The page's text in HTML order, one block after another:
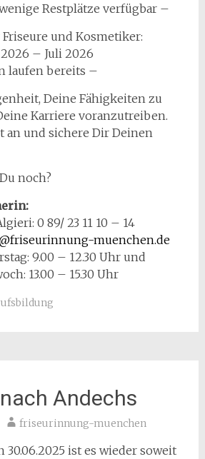
Restplätze verfügbar –
und Kosmetiker:
– Juli 2026
laufen bereits –
Deine Fähigkeiten zu
Karriere voranzutreiben.
an und sichere Dir Deinen
noch?
0 89/ 23 11 10 – 14
muenchen.de
9.00 – 12.30 Uhr und
13.00 – 15.30 Uhr
Andechs
friseurinnung-muenchen
30.06.2025 ist es wieder soweit